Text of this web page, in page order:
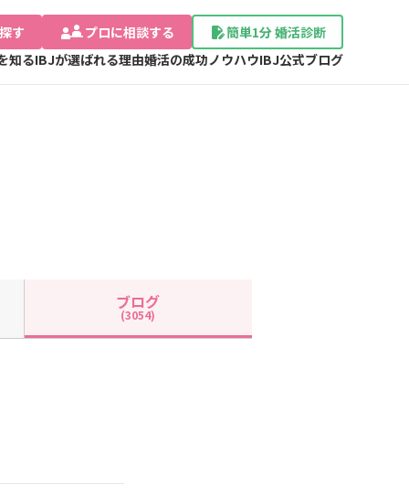
す プロに相談する
簡単1分 婚活診断
知るIBJが選ばれる理由婚活の成功ノウハウIBJ公式ブログ
ブログ
(3054)